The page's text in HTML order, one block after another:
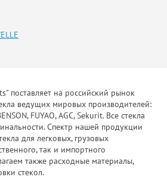
поставляет на российский рынок
ведущих мировых производителей:
FUYAO, AGC, Sekurit. Все стекла
Спектр нашей продукции
для легковых, грузовых
так и импортного
также расходные материалы,
стекол.